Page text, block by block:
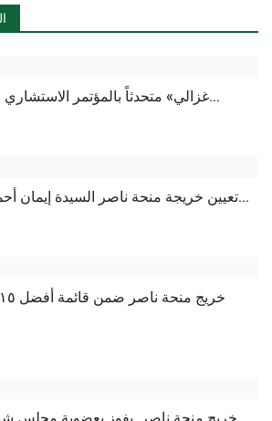
«غزالي» متحدثاً بالمؤتمر الاستشاري السنوي الأول للقادة...
تعيين خريجة منحة ناصر السيدة إيمان أحمد فرح مديرة للإعلام...